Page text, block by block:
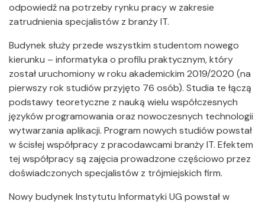
odpowiedź na potrzeby rynku pracy w zakresie
zatrudnienia specjalistów z branży IT.
Budynek służy przede wszystkim studentom nowego
kierunku – informatyka o profilu praktycznym, który
został uruchomiony w roku akademickim 2019/2020 (na
pierwszy rok studiów przyjęto 76 osób). Studia te łączą
podstawy teoretyczne z nauką wielu współczesnych
języków programowania oraz nowoczesnych technologii
wytwarzania aplikacji. Program nowych studiów powstał
w ścisłej współpracy z pracodawcami branży IT. Efektem
tej współpracy są zajęcia prowadzone częściowo przez
doświadczonych specjalistów z trójmiejskich firm.
Nowy budynek Instytutu Informatyki UG powstał w